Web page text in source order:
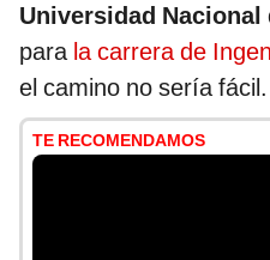
Universidad Nacional
para la carrera de
el camino no sería fácil.
TE RECOMENDAMOS